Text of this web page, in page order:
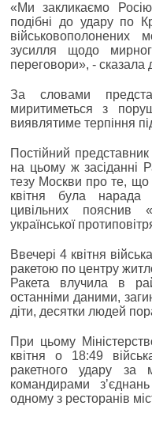
«Ми закликаємо
подібні до удару по
військовополонених
зусилля щодо
переговори», - сказала
За словами
миритиметься з
виявлятиме терпіння
Постійний
на цьому ж засіданні
тезу Москви про те, що
квітня була нарада
цивільних пояснив
української
Ввечері 4 квітня
ракетою по центру
Ракета влучила в
останніми даними,
діти, десятки людей
При цьому
квітня о 18:49
ракетного удару за
командирами
одному з ресторанів